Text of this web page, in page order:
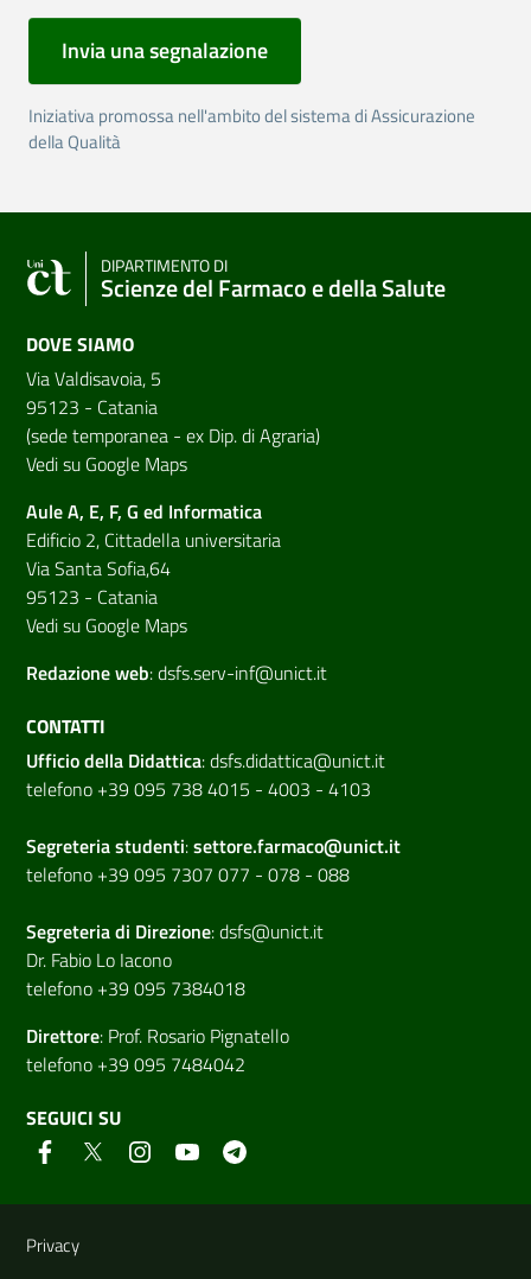
Invia una segnalazione
Iniziativa promossa nell'ambito del sistema di Assicurazione
della Qualità
DIPARTIMENTO DI
Scienze del Farmaco e della Salute
DOVE SIAMO
Via Valdisavoia, 5
95123 - Catania
(sede temporanea - ex Dip. di Agraria)
Vedi su Google Maps
Aule A, E, F, G ed Informatica
Edificio 2, Cittadella universitaria
Via Santa Sofia,64
95123 - Catania
Vedi su Google Maps
Redazione web:dsfs.serv-inf@unict.it
CONTATTI
Ufficio della Didattica:dsfs.didattica@unict.it
telefono +39 095 738 4015 - 4003 - 4103
Segreteria studenti:settore.farmaco@unict.it
telefono +39 095 7307 077 - 078 - 088
Segreteria di Direzione:dsfs@unict.it
Dr. Fabio Lo Iacono
telefono +39 095 7384018
Direttore: Prof. Rosario Pignatello
telefono +39 095 7484042
SEGUICI SU
Link e informazioni utili
Privacy